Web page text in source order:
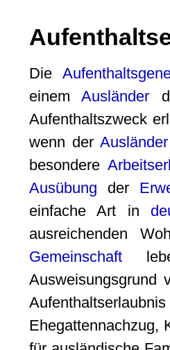
Die
einemAusländer
Aufenthaltszweck
wenn der Ausländer
besondere
Ausübung der
einfache Art in
ausreichenden
Gemeinschaft
Ausweisungsgrund
Ehegattennachzug,